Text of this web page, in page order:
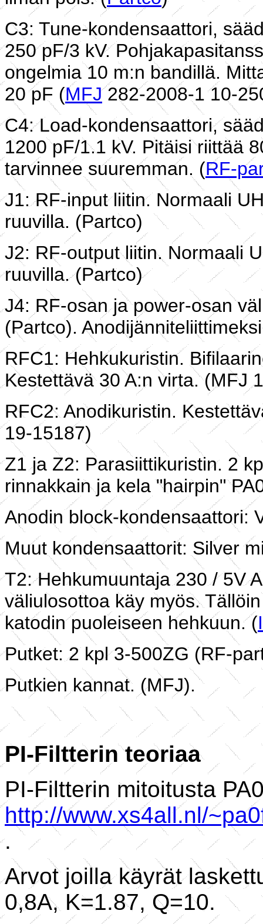
C3: Tune-kondensaattori,
250 pF/3 kV.
ongelmia 10 m:n bandillä.
20 pF (MFJ282-2008-1 10-
C4: Load-kondensaattori,
1200 pF/1.1 kV. Pitäisi riittää
tarvinnee suuremman. (RF-
J1: RF-input liitin. Normaali
ruuvilla. (Partco)
J2: RF-output liitin. Normaali
ruuvilla. (Partco)
J4: RF-osan ja power-osan
(Partco).
RFC1: Hehkukuristin.
Kestettävä 30 A:n virta. (MFJ
RFC2: Anodikuristin.
19-15187)
Z1 ja Z2: Parasiittikuristin. 2
rinnakkain ja kela "hairpin"
Anodin block-kondensaattori:
Muut kondensaattorit: Silver
T2: Hehkumuuntaja 230 / 5V
väliulosottoa käy myös.
katodin puoleiseen hehkuun. (
Putket: 2 kpl 3-500ZG (RF-
Putkien kannat. (MFJ).
PI-Filtterin teoriaa
PI-Filtterin mitoitusta
http://www.xs4all.nl/
.
Arvot joilla käyrät
0,8A, K=1.87, Q=10.